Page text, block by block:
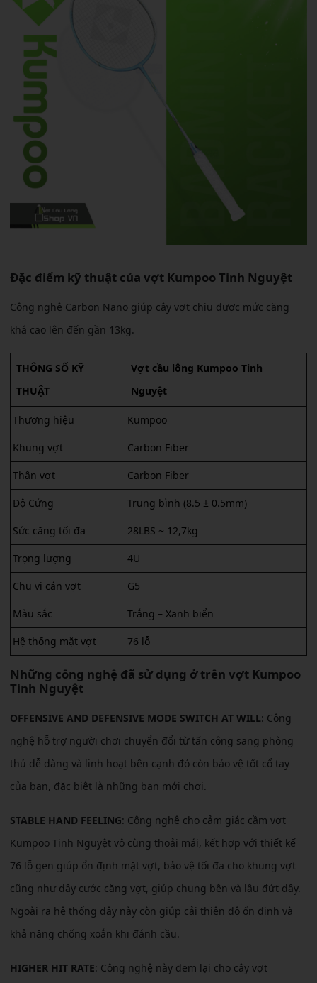
Đặc điểm kỹ thuật của vợt Kumpoo Tinh Nguyệt
Công nghệ Carbon Nano giúp cây vợt chịu được mức căng
khá cao lên đến gần 13kg.
THÔNG SỐ KỸ
THUẬT
Vợt cầu lông Kumpoo Tinh
Nguyệt
Thương hiệu Kumpoo
Khung vợt Carbon Fiber
Thân vợt Carbon Fiber
Độ Cứng Trung bình (8.5 ± 0.5mm)
Sức căng tối đa 28LBS ~ 12,7kg
Trọng lượng 4U
Chu vi cán vợt G5
Màu sắc Trắng – Xanh biển
Hệ thống mặt vợt 76 lỗ
Những công nghệ đã sử dụng ở trên vợt Kumpoo
Tinh Nguyệt
OFFENSIVE AND DEFENSIVE MODE SWITCH AT WILL: Công
nghệ hỗ trợ người chơi chuyển đổi từ tấn công sang phòng
thủ dễ dàng và linh hoạt bên cạnh đó còn bảo vệ tốt cổ tay
của bạn, đặc biệt là những bạn mới chơi.
STABLE HAND FEELING: Công nghệ cho cảm giác cầm vợt
Kumpoo Tinh Nguyệt vô cùng thoải mái, kết hợp với thiết kế
76 lỗ gen giúp ổn định mặt vợt, bảo vệ tối đa cho khung vợt
cũng như dây cước căng vợt, giúp chung bền và lâu đứt dây.
Ngoài ra hệ thống dây này còn giúp cải thiện độ ổn định và
khả năng chống xoắn khi đánh cầu.
HIGHER HIT RATE: Công nghệ này đem lại cho cây vợt